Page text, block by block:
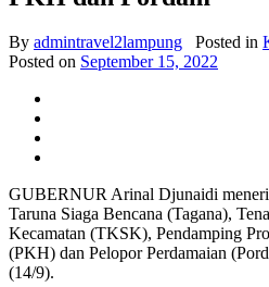
By admintravel2lampung Posted in
Posted on September 15, 2022
GUBERNUR Arinal Djunaidi
Taruna Siaga Bencana (Tagana),
Kecamatan (TKSK), Pendamping
(PKH) dan Pelopor Perdamaian
(14/9).